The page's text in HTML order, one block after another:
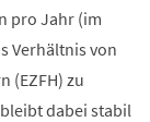
pro Jahr (im
Verhältnis von
(EZFH) zu
dabei stabil